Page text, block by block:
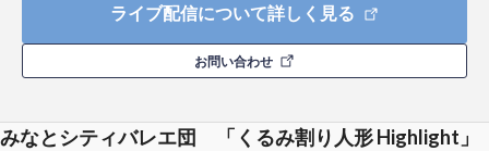
ライブ配信について詳しく見る
お問い合わせ
みなとシティバレエ団 「くるみ割り人形 Highlight」